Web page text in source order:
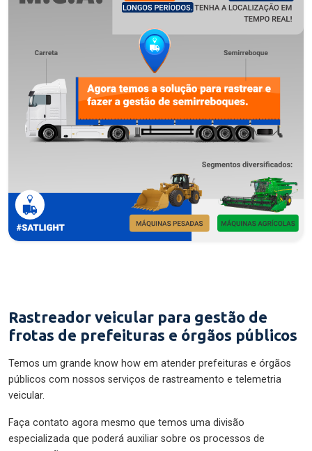
Rastreador veicular para gestão de
frotas de prefeituras e órgãos públicos
Temos um grande know how em atender prefeituras e órgãos
públicos com nossos serviços de rastreamento e telemetria
veicular.
Faça contato agora mesmo que temos uma divisão
especializada que poderá auxiliar sobre os processos de